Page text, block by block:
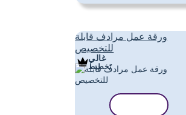
ورقة عمل مرادف قابلة
للتخصيص
غالي
تَخطِيط